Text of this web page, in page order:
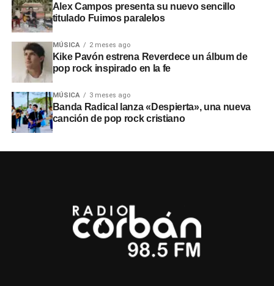
Alex Campos presenta su nuevo sencillo
titulado Fuimos paralelos
MÚSICA 2 meses ago
Kike Pavón estrena Reverdece un álbum de
pop rock inspirado en la fe
MÚSICA 3 meses ago
Banda Radical lanza «Despierta», una nueva
canción de pop rock cristiano